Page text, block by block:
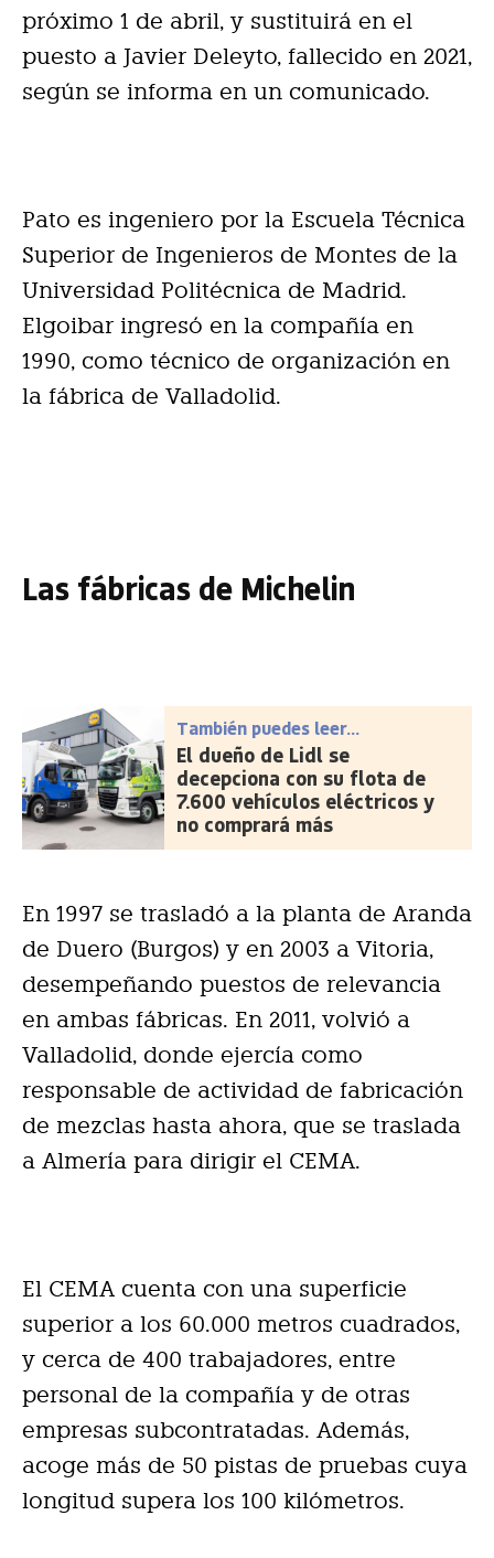
próximo 1 de abril, y sustituirá en el
puesto a Javier Deleyto, fallecido en 2021,
según se informa en un comunicado.
Pato es ingeniero por la Escuela Técnica
Superior de Ingenieros de Montes de la
Universidad Politécnica de Madrid.
Elgoibar ingresó en la compañía en
1990, como técnico de organización en
la fábrica de Valladolid.
Las fábricas de Michelin
También puedes leer...
El dueño de Lidl se
decepciona con su flota de
7.600 vehículos eléctricos y
no comprará más
En 1997 se trasladó a la planta de Aranda
de Duero (Burgos) y en 2003 a Vitoria,
desempeñando puestos de relevancia
en ambas fábricas. En 2011, volvió a
Valladolid, donde ejercía como
responsable de actividad de fabricación
de mezclas hasta ahora, que se traslada
a Almería para dirigir el CEMA.
El CEMA cuenta con una superficie
superior a los 60.000 metros cuadrados,
y cerca de 400 trabajadores, entre
personal de la compañía y de otras
empresas subcontratadas. Además,
acoge más de 50 pistas de pruebas cuya
longitud supera los 100 kilómetros.